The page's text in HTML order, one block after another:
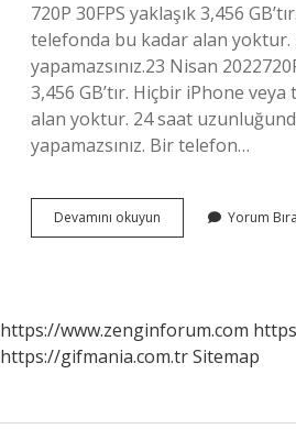
720P 30FPS yaklaşık 3,456
telefonda bu kadar alan yoktur.
yapamazsınız.23 Nisan
3,456 GB’tır. Hiçbir iPhone
alan yoktur. 24 saat
yapamazsınız. Bir telefon…
Devamını okuyun
13
Yorum
https://www.zenginforum.com
https://gifmania.com.trSitemap